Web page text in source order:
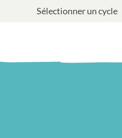
Sélectionner un cycle